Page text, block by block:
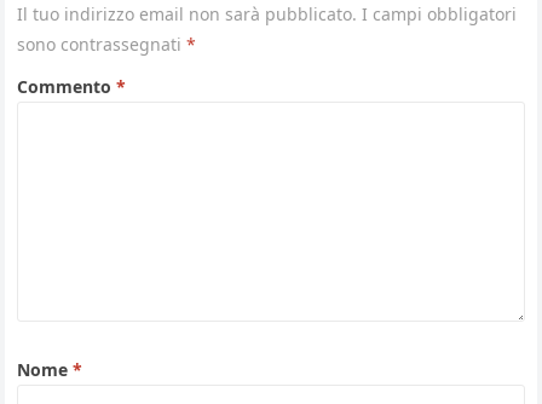
Il tuo indirizzo email non sarà pubblicato. I campi obbligatori
sono contrassegnati*
Commento*
Nome*